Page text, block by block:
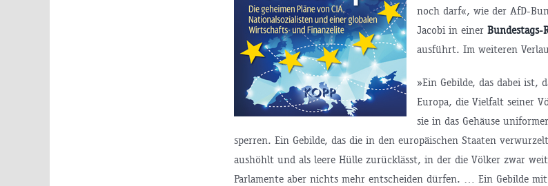
noch darf«, wie der AfD-
Jacobi in einerBundestags-
ausführt. Im weiteren
»Ein Gebilde, das dabei ist,
Europa, die Vielfalt seiner
sie in das Gehäuse
sperren. Ein Gebilde, das die in den europäischen Staaten
aushöhlt und als leere Hülle zurücklässt, in der die Völker zwar
Parlamente aber nichts mehr entscheiden dürfen. … Ein Gebilde